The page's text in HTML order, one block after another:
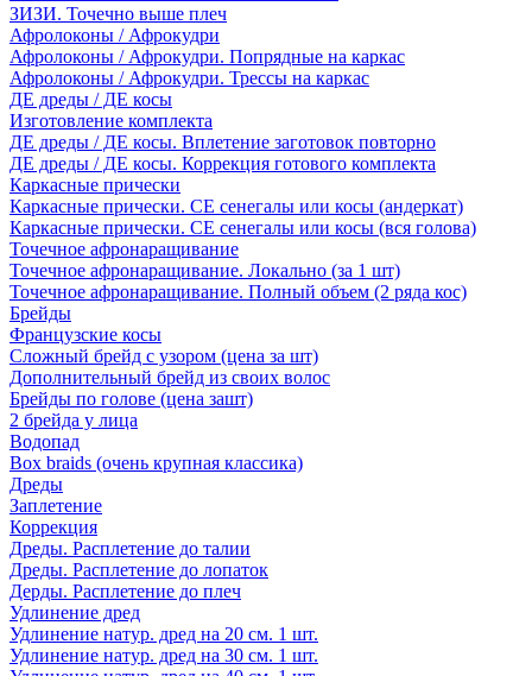
ЗИЗИ. Точечно выше плеч
Афролоконы / Афрокудри
Афролоконы / Афрокудри. Попрядные на каркас
Афролоконы / Афрокудри. Трессы на каркас
ДЕ дреды / ДЕ косы
Изготовление комплекта
ДЕ дреды / ДЕ косы. Вплетение заготовок повторно
ДЕ дреды / ДЕ косы. Коррекция готового комплекта
Каркасные прически
Каркасные прически. СЕ сенегалы или косы (андеркат)
Каркасные прически. СЕ сенегалы или косы (вся голова)
Точечное афронаращивание
Точечное афронаращивание. Локально (за 1 шт)
Точечное афронаращивание. Полный объем (2 ряда кос)
Брейды
Французские косы
Сложный брейд с узором (цена за шт)
Дополнительный брейд из своих волос
Брейды по голове (цена зашт)
2 брейда у лица
Водопад
Box braids (очень крупная классика)
Дреды
Заплетение
Коррекция
Дреды. Расплетение до талии
Дреды. Расплетение до лопаток
Дерды. Расплетение до плеч
Удлинение дред
Удлинение натур. дред на 20 см. 1 шт.
Удлинение натур. дред на 30 см. 1 шт.